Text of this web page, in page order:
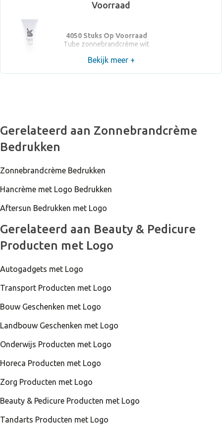
Voorraad
4050 Stuks Op Voorraad
Tube zonnebrandcrème wit
Bekijk meer +
Gerelateerd aan Zonnebrandcrème
Bedrukken
Zonnebrandcrème Bedrukken
Hancrème met Logo Bedrukken
Aftersun Bedrukken met Logo
Gerelateerd aan Beauty & Pedicure
Producten met Logo
Autogadgets met Logo
Transport Producten met Logo
Bouw Geschenken met Logo
Landbouw Geschenken met Logo
Onderwijs Producten met Logo
Horeca Producten met Logo
Zorg Producten met Logo
Beauty & Pedicure Producten met Logo
Tandarts Producten met Logo